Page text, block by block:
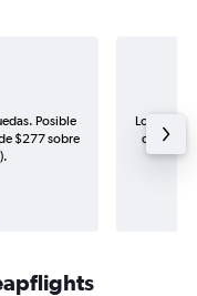
Posible
$277 sobre
Los
de